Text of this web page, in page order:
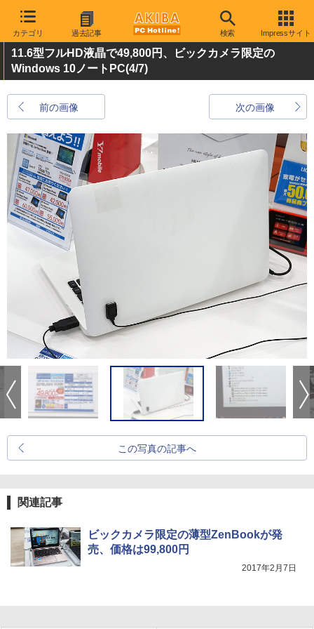
カテゴリ 過去記事 検索 Impressサイト
11.6型フルHD液晶で49,800円、ビックカメラ限定の
Windows 10ノートPC(4/7)
前の画像 次の画像
この写真の記事へ
関連記事
ビックカメラ限定の薄型ZenBookが発
売、価格は99,800円
2017年2月7日